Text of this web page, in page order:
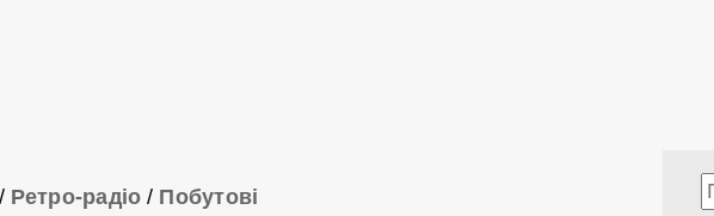
/ Ретро-радіо / Побутові